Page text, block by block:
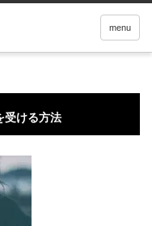
menu
受ける方法